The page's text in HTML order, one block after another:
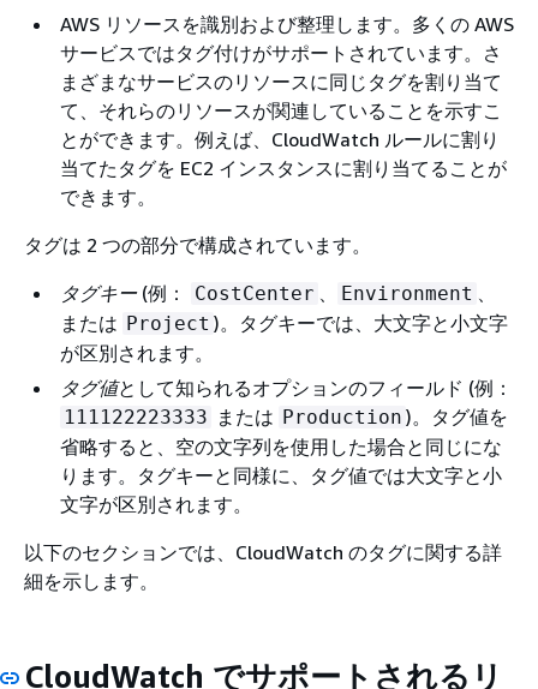
AWS リソースを識別および整理します。多くの AWS
サービスではタグ付けがサポートされています。さ
まざまなサービスのリソースに同じタグを割り当て
て、それらのリソースが関連していることを示すこ
とができます。例えば、CloudWatch ルールに割り
当てたタグを EC2 インスタンスに割り当てることが
できます。
タグは 2 つの部分で構成されています。
タグキー(例： CostCenter 、 Environment 、
または Project )。タグキーでは、大文字と小文字
が区別されます。
タグ値として知られるオプションのフィールド (例：
111122223333 または Production )。タグ値を
省略すると、空の文字列を使用した場合と同じにな
ります。タグキーと同様に、タグ値では大文字と小
文字が区別されます。
以下のセクションでは、CloudWatch のタグに関する詳
細を示します。
CloudWatch でサポートされるリ